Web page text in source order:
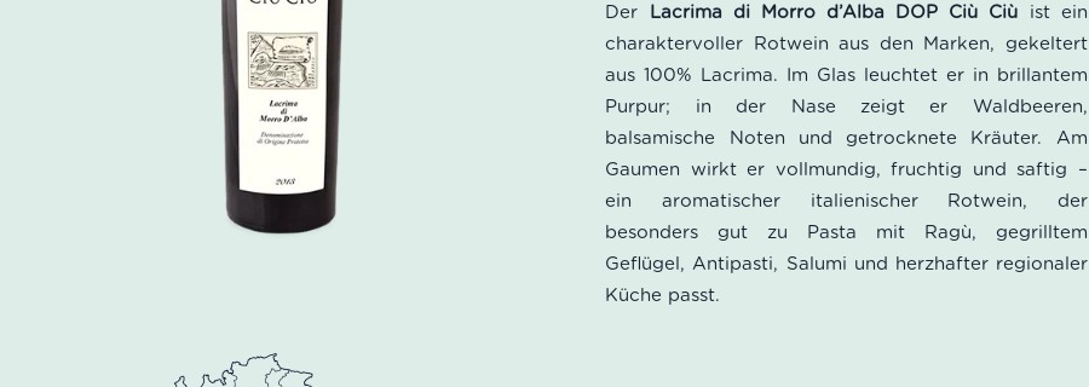
mit
4.33
von 5,
basierend
auf
Kundenbewertungen
Der Lacrima di Morro d’Alba DOP Ciù Ciù ist ein
charaktervoller Rotwein aus den Marken, gekeltert
aus 100% Lacrima. Im Glas leuchtet er in brillantem
Purpur; in der Nase zeigt er Waldbeeren,
balsamische Noten und getrocknete Kräuter. Am
Gaumen wirkt er vollmundig, fruchtig und saftig –
ein aromatischer italienischer Rotwein, der
besonders gut zu Pasta mit Ragù, gegrilltem
Geflügel, Antipasti, Salumi und herzhafter regionaler
Küche passt.